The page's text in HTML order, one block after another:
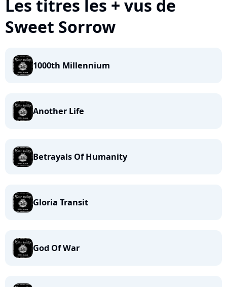
Les titres les + vus de
Sweet Sorrow
1000th Millennium
Another Life
Betrayals Of Humanity
Gloria Transit
God Of War